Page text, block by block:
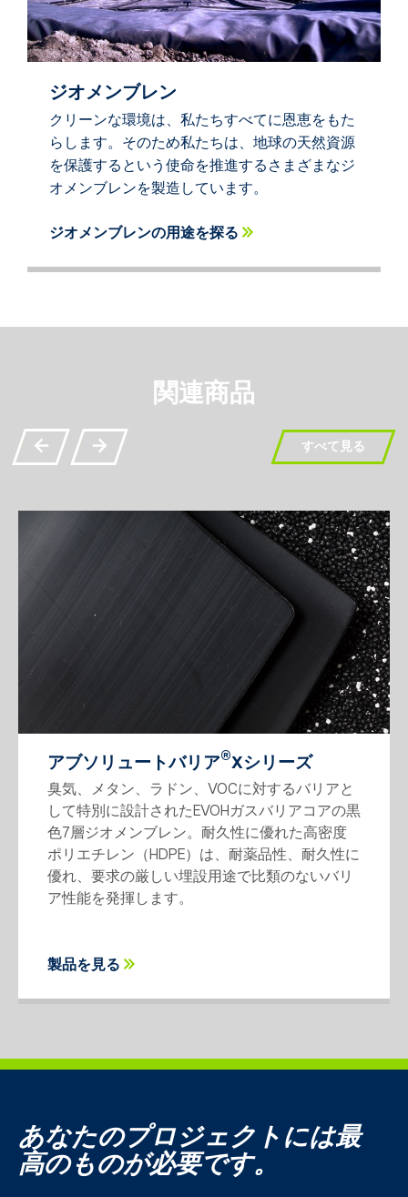
ジオメンブレン
クリーンな環境は、私たちすべてに恩恵をもた
らします。そのため私たちは、地球の天然資源
を保護するという使命を推進するさまざまなジ
オメンブレンを製造しています。
ジオメンブレンの用途を探る
関連商品
すべて見る
アブソリュートバリア®Xシリーズ
臭気、メタン、ラドン、VOCに対するバリアと
して特別に設計されたEVOHガスバリアコアの黒
色7層ジオメンブレン。耐久性に優れた高密度
ポリエチレン（HDPE）は、耐薬品性、耐久性に
優れ、要求の厳しい埋設用途で比類のないバリ
ア性能を発揮します。
製品を見る
あなたのプロジェクトには最
高のものが必要です。